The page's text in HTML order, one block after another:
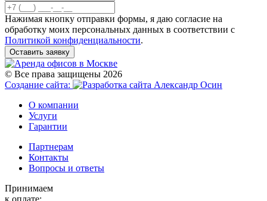
Нажимая кнопку отправки формы, я даю согласие на
обработку моих персональных данных в соответствии с
Политикой конфиденциальности.
Оставить заявку
© Все права защищены 2026
Создание сайта:
О компании
Услуги
Гарантии
Партнерам
Контакты
Вопросы и ответы
Принимаем
к оплате: